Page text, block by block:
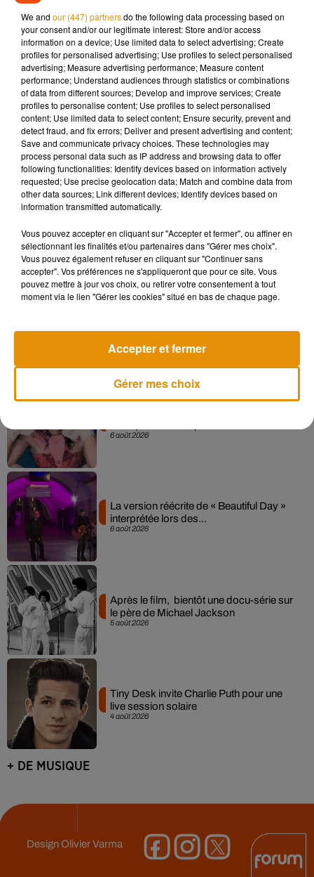
sexistes et homophobes, sans que l’on sache pour le
moment si les deux affaires sont liées.
En 2021, plusieurs lycées d’Orléans avaient déjà été
évacués après une succession de fausses alertes à la
bombe.
Musique
7 août 2026
Sensation » avec Kylie Minogue
collaboration tant attendue
6 août 2026
6 août 2026
La version réécrite de « Beautiful Day »
interprétée lors des...
5 août 2026
Après le film, bientôt une docu-série sur
le père de Michael Jackson
4 août 2026
Tiny Desk invite Charlie Puth pour une
live session solaire
+ DE MUSIQUE
DesignOlivier Varma
We and our (447) partnersdo the following data processing based on
your consent and/or our legitimate interest: Store and/or access
information on a device; Use limited data to select advertising; Create
profiles for personalised advertising; Use profiles to select personalised
advertising; Measure advertising performance; Measure content
performance; Understand audiences through statistics or combinations
of data from different sources; Develop and improve services; Create
profiles to personalise content; Use profiles to select personalised
content; Use limited data to select content; Ensure security, prevent and
detect fraud, and fix errors; Deliver and present advertising and content;
Save and communicate privacy choices. These technologies may
process personal data such as IP address and browsing data to offer
following functionalities: Identify devices based on information actively
requested; Use precise geolocation data; Match and combine data from
other data sources; Link different devices; Identify devices based on
information transmitted automatically.
Vous pouvez accepter en cliquant sur "Accepter et fermer", ou affiner en
sélectionnant les finalités et/ou partenaires dans "Gérer mes choix".
Vous pouvez également refuser en cliquant sur "Continuer sans
accepter". Vos préférences ne s'appliqueront que pour ce site. Vous
pouvez mettre à jour vos choix, ou retirer votre consentement à tout
moment via le lien "Gérer les cookies" situé en bas de chaque page.
Gérer mes choix
Accepter et fermer